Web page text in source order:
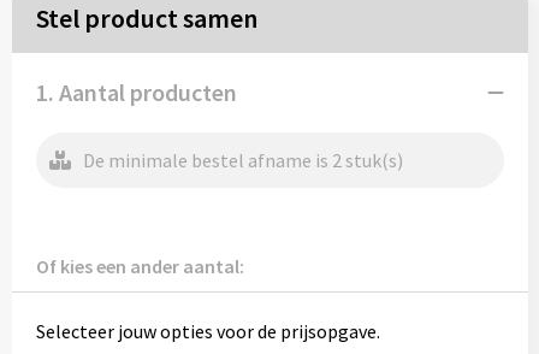
Schoudertassen
Schrijf & papierwaren
Markeerstiften
Stel product samen
1. Aantal producten
De minimale bestel afname is 2 stuk(s)
Of kies een ander aantal:
Selecteer jouw opties voor de prijsopgave.